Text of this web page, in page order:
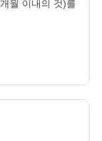
월 이내의 것)를